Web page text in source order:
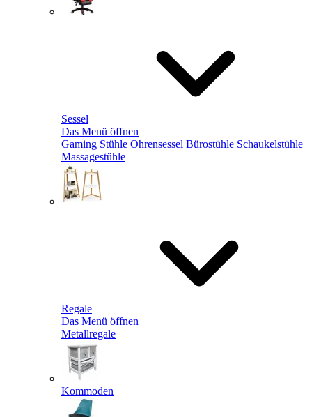
Sessel
Das Menü öffnen
Gaming Stühle Ohrensessel Bürostühle Schaukelstühle
Massagestühle
Regale
Das Menü öffnen
Metallregale
Kommoden